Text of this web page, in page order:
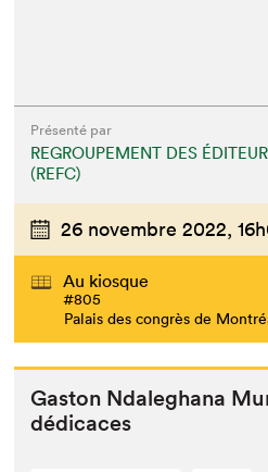
Présenté par
REGROUPEMENT DES
(REFC)
26 novembre 2022,
Au kiosque
#805
Palais des congrès de
Gas­ton Ndaleghana
dédicaces